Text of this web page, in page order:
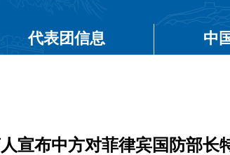
代表团信息 中
宣布中方对菲律宾国防部长